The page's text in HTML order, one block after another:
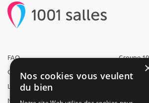
FAQ
Qui sommes-nous ?
L'équipe
Nous recrutons
Groupe
1001
1001
1001
Nos cookies vous veulent
du bien